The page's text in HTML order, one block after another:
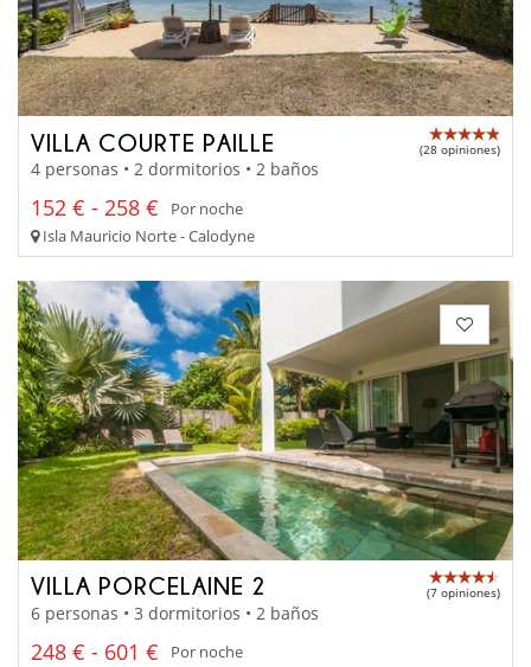
VILLA COURTE PAILLE (28 opiniones)
4 personas • 2 dormitorios • 2 baños
152 € - 258 €
Por noche
Isla Mauricio Norte - Calodyne
VILLA PORCELAINE 2 (7 opiniones)
6 personas • 3 dormitorios • 2 baños
248 € - 601 €
Por noche